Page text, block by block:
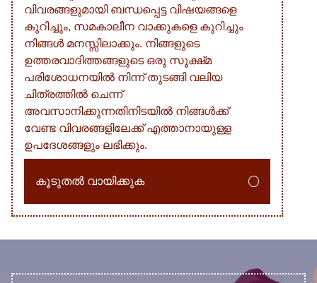
വിവരങ്ങളുമായി ബന്ധപ്പെട്ട വിഷയങ്ങളെ
കുറിച്ചും, സമകാലീന വാക്കുകളെ കുറിച്ചും
നിങ്ങൾ മനസ്സിലാക്കും. നിങ്ങളുടെ
ഉത്തരവാദിത്തങ്ങളുടെ ഒരു സൂക്ഷ്‌മ
പരിശോധനയിൽ നിന്ന് തുടങ്ങി വലിയ
ചിത്രത്തിൽ ചെന്ന്
അവസാനിക്കുന്നതിനിടയിൽ നിങ്ങൾക്ക്
വേണ്ട വിവരങ്ങളിലേക്ക് എത്താനായുള്ള
ഉപദേശങ്ങളും ലഭിക്കും.
കൂടുതൽ വായിക്കുക